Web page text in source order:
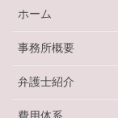
ホーム
事務所概要
弁護士紹介
費用体系